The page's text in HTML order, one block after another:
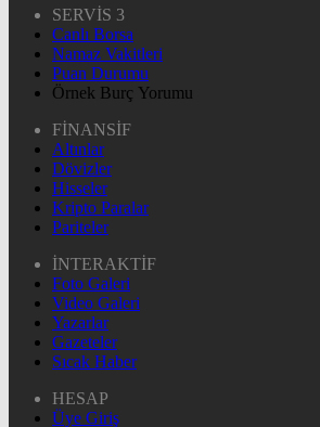
SERVİS 3
Canlı Borsa
Namaz Vakitleri
Puan Durumu
Örnek Burç Yorumu
FİNANSİF
Altınlar
Dövizler
Hisseler
Kripto Paralar
Pariteler
İNTERAKTİF
Foto Galeri
Video Galeri
Yazarlar
Gazeteler
Sıcak Haber
HESAP
Üye Giriş